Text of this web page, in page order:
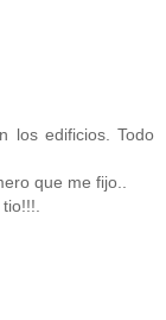
los edificios. Todo
que me fijo..